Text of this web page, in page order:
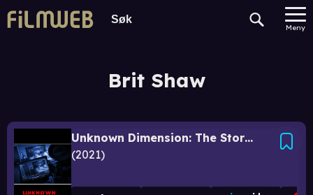
Meny
Brit Shaw
Unknown Dimension: The Story of Paranormal Activity
2021